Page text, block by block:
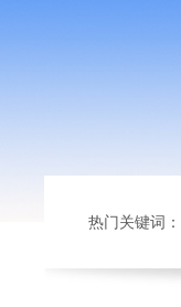
热门关键词：